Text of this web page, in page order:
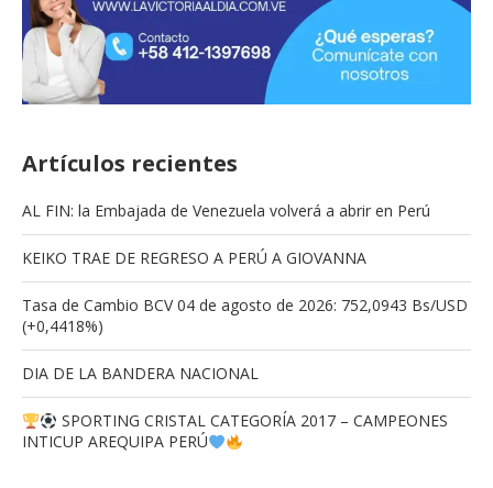
Artículos recientes
AL FIN: la Embajada de Venezuela volverá a abrir en Perú
KEIKO TRAE DE REGRESO A PERÚ A GIOVANNA
Tasa de Cambio BCV 04 de agosto de 2026: 752,0943 Bs/USD
(+0,4418%)
DIA DE LA BANDERA NACIONAL
SPORTING CRISTAL CATEGORÍA 2017 – CAMPEONES
INTICUP AREQUIPA PERÚ